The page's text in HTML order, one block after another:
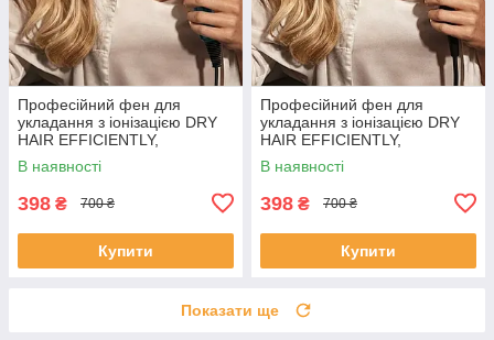
Професійний фен для
укладання з іонізацією DRY
HAIR EFFICIENTLY,
компактний та потужний фен
для сушіння та укладки, DHE-
В наявності
398 ₴ 700 ₴
Купити
Професійний фен для
укладання з іонізацією DRY
HAIR EFFICIENTLY,
компактний та потужний фен
для сушіння та укладки, DHE-
В наявності
398 ₴ 700 ₴
Купити
Показати ще